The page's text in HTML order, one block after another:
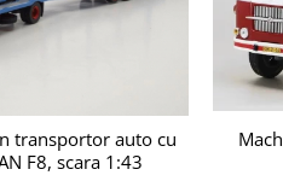
transportor auto cu
F8, scara 1:43